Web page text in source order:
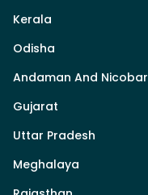
Kerala
Odisha
Andaman And Nicobar
Gujarat
Uttar Pradesh
Meghalaya